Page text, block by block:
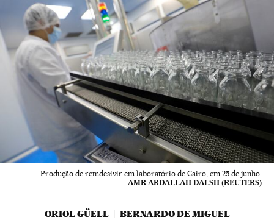
Produção de remdesivir em laboratório de Cairo, em 25 de junho.
AMR ABDALLAH DALSH (REUTERS)
ORIOL GÜELL BERNARDO DE MIGUEL